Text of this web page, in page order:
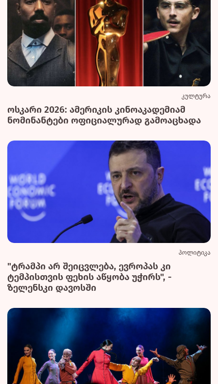
კულტურა
ოსკარი 2026: ამერიკის კინოაკადემიამ
ნომინანტები ოფიციალურად გამოაცხადა
პოლიტიკა
"ტრამპი არ შეიცვლება, ევროპას კი
ტემპისთვის ფეხის აწყობა უჭირს", -
ზელენსკი დავოსში